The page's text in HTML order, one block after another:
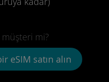
müşteri mi?
eSIM satın alın